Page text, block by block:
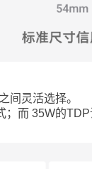
间灵活选择。
而 35W的